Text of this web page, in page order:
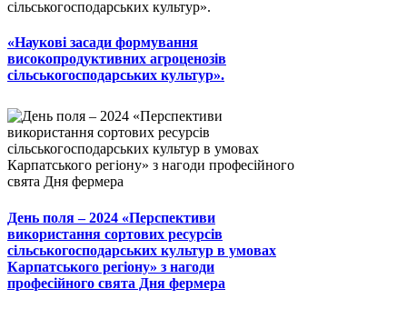
«Наукові засади формування
високопродуктивних агроценозів
сільськогосподарських культур».
День поля – 2024 «Перспективи
використання сортових ресурсів
сільськогосподарських культур в умовах
Карпатського регіону» з нагоди
професійного свята Дня фермера